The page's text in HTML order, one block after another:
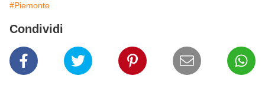
#Piemonte
Condividi